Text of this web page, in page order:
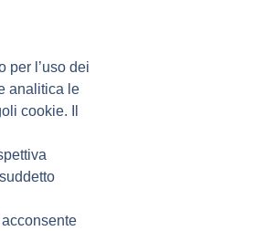
per l’uso dei
analitica le
cookie.